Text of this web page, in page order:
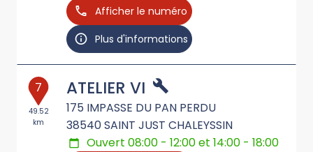
Afficher le numéro
Plus d'informations
7
49.52
km
ATELIER VI
175 IMPASSE DU PAN PERDU
38540SAINT JUST CHALEYSSIN
Ouvert 08:00 - 12:00 et 14:00 - 18:00